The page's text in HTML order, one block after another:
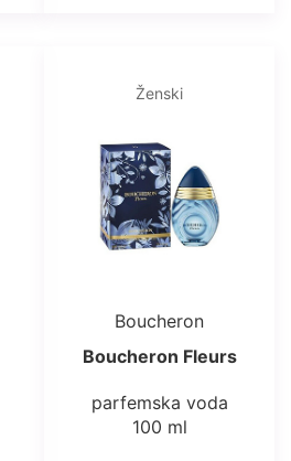
Ženski
Boucheron
Boucheron Fleurs
parfemska voda
100 ml